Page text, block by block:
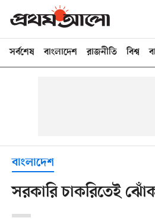
সর্বশেষ বাংলাদেশ রাজনীতি বিশ্ব
বাংলাদেশ
সরকারি চাকরিতেই